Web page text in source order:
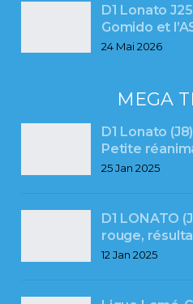
D1 Lonato
Gomido et
24 Mai 2026
MEGA
D1 Lonato
Petite
25 Jan 2025
D1 LONATO
rouge,
12 Jan 2025